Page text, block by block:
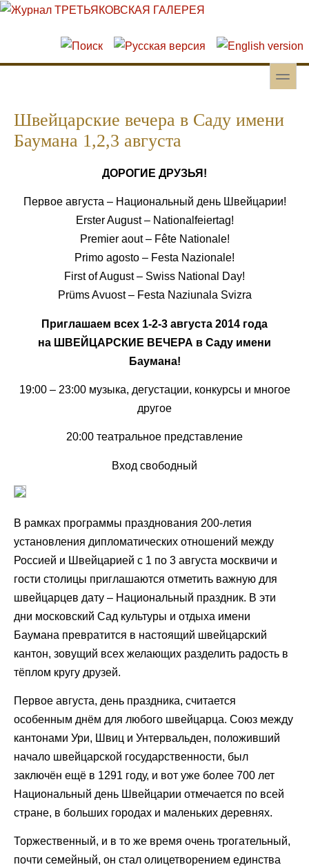
Перейти к основному содержанию
Skip to search
toggle
Швейцарские вечера в Саду имени
Баумана 1,2,3 августа
ДОРОГИЕ ДРУЗЬЯ!
Первое августа – Национальный день Швейцарии!
Erster August – Nationalfeiertag!
Premier aout – Fête Nationale!
Primo agosto – Festa Nazionale!
First of August – Swiss National Day!
Prüms Avuost – Festa Naziunala Svizra
Приглашаем всех 1-2-3 августа 2014 года
на ШВЕЙЦАРСКИЕ ВЕЧЕРА в Саду имени
Баумана!
19:00 – 23:00 музыка, дегустации, конкурсы и многое
другое
20:00 театральное представление
Вход свободный
В рамках программы празднования 200-летия
установления дипломатических отношений между
Россией и Швейцарией с 1 по 3 августа москвичи и
гости столицы приглашаются отметить важную для
швейцарцев дату – Национальный праздник. В эти
дни московский Сад культуры и отдыха имени
Баумана превратится в настоящий швейцарский
кантон, зовущий всех желающих разделить радость в
тёплом кругу друзей.
Первое августа, день праздника, считается
особенным днём для любого швейцарца. Союз между
кантонами Ури, Швиц и Унтервальден, положивший
начало швейцарской государственности, был
заключён ещё в 1291 году, и вот уже более 700 лет
Национальный день Швейцарии отмечается по всей
стране, в больших городах и маленьких деревнях.
Торжественный, и в то же время очень трогательный,
почти семейный, он стал олицетворением единства